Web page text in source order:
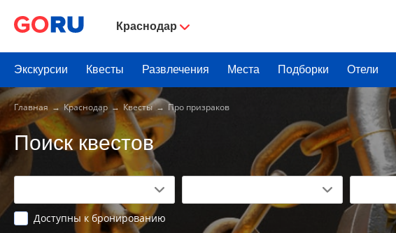
Краснодар
Экскурсии Квесты Развлечения Места Подборки Отели
Главная Краснодар Квесты Про призраков
Поиск квестов
Доступны к бронированию